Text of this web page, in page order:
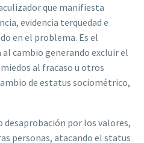
que manifiesta
evidencia terquedad e
en el problema. Es el
cambio generando excluir el
al fracaso u otros
de estatus sociométrico,
desaprobación por los valores,
personas, atacando el status